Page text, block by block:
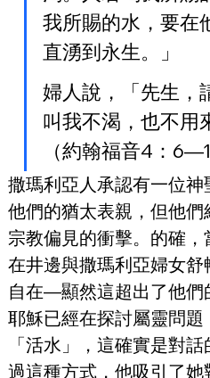
我所賜的水，要在
直湧到永生。」
婦人說，「先生，
叫我不渴，也不用
（約翰福音4：
撒瑪利亞人承認有一位
他們的猶太表親，但他
宗教偏見的衝擊。的確
在井邊與撒瑪利亞婦女
自在—顯然這超出了他們
耶穌已經在探討屬靈問
「活水」，這確實是對
過這種方式，他吸引了她